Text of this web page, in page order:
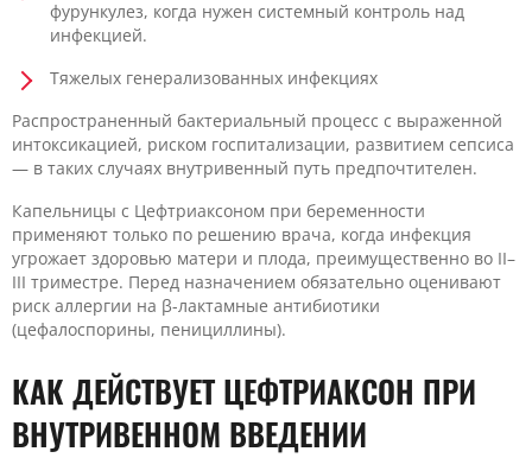
фурункулез, когда нужен системный контроль над
инфекцией.
Тяжелых генерализованных инфекциях
Распространенный бактериальный процесс с выраженной
интоксикацией, риском госпитализации, развитием сепсиса
— в таких случаях внутривенный путь предпочтителен.
Капельницы с Цефтриаксоном при беременности
применяют только по решению врача, когда инфекция
угрожает здоровью матери и плода, преимущественно во II–
III триместре. Перед назначением обязательно оценивают
риск аллергии на β-лактамные антибиотики
(цефалоспорины, пенициллины).
КАК ДЕЙСТВУЕТ ЦЕФТРИАКСОН ПРИ
ВНУТРИВЕННОМ ВВЕДЕНИИ